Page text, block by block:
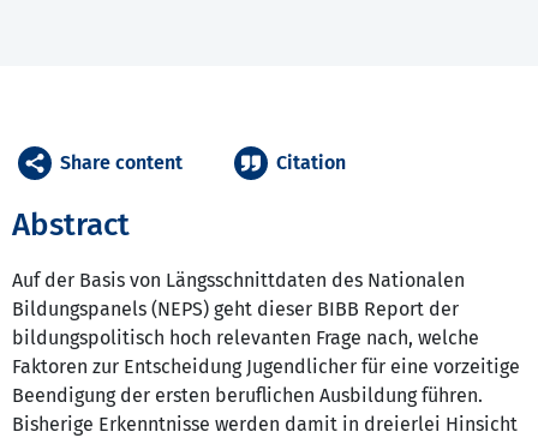
Abstract
Auf der Basis von Längsschnittdaten des Nationalen
Bildungspanels (NEPS) geht dieser BIBB Report der
bildungspolitisch hoch relevanten Frage nach, welche
Faktoren zur Entscheidung Jugendlicher für eine vorzeitige
Beendigung der ersten beruflichen Ausbildung führen.
Bisherige Erkenntnisse werden damit in dreierlei Hinsicht
Share content Citation